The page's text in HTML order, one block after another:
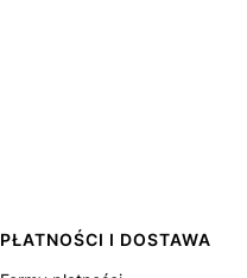
PŁATNOŚCI I DOSTAWA